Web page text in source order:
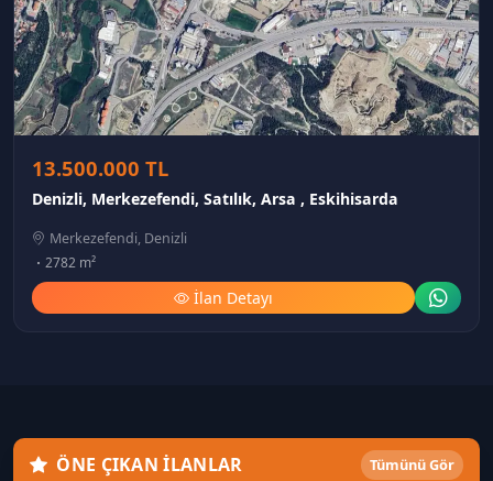
13.500.000 TL
Denizli, Merkezefendi, Satılık, Arsa , Eskihisarda
Merkezefendi, Denizli
2782 m²
İlan Detayı
ÖNE ÇIKAN İLANLAR Tümünü Gör